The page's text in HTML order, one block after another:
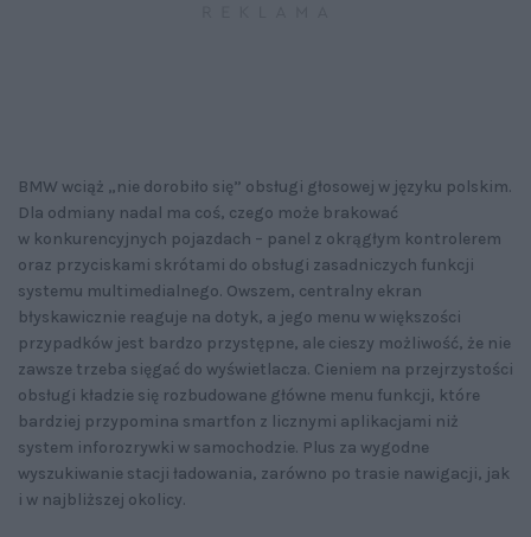
BMW wciąż „nie dorobiło się” obsługi głosowej w języku polskim.
Dla odmiany nadal ma coś, czego może brakować
w konkurencyjnych pojazdach – panel z okrągłym kontrolerem
oraz przyciskami skrótami do obsługi zasadniczych funkcji
systemu multimedialnego. Owszem, centralny ekran
błyskawicznie reaguje na dotyk, a jego menu w większości
przypadków jest bardzo przystępne, ale cieszy możliwość, że nie
zawsze trzeba sięgać do wyświetlacza. Cieniem na przejrzystości
obsługi kładzie się rozbudowane główne menu funkcji, które
bardziej przypomina smartfon z licznymi aplikacjami niż
system inforozrywki w samochodzie. Plus za wygodne
wyszukiwanie stacji ładowania, zarówno po trasie nawigacji, jak
i w najbliższej okolicy.